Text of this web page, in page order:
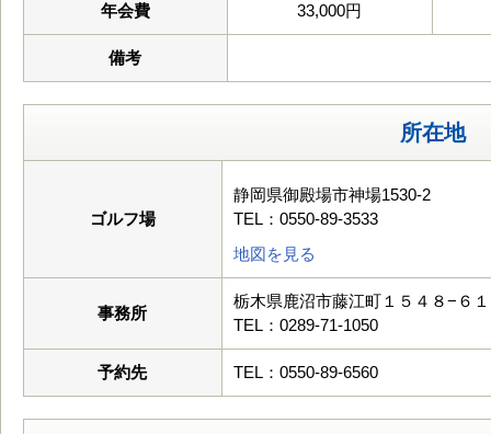
年会費 33,000円
備考
所在地
ゴルフ場
静岡県御殿場市神場1530-2
TEL：0550-89-3533
地図を見る
事務所
栃木県鹿沼市藤江町１５４８−６１
TEL：0289-71-1050
予約先 TEL：0550-89-6560